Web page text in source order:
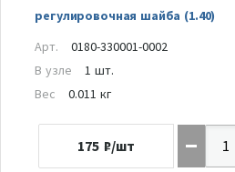
регулировочная шайба (1.40)
Арт.
0180-330001-0002
В узле
1 шт.
Вес
0.011 кг
175 ₽/шт